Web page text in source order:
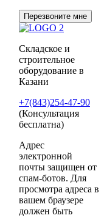
Перезвоните мне
Складское и
строительное
оборудование в
Казани
+7(843)254-47-90
(Консультация
бесплатна)
Адрес
электронной
почты защищен от
спам-ботов. Для
просмотра адреса в
вашем браузере
должен быть